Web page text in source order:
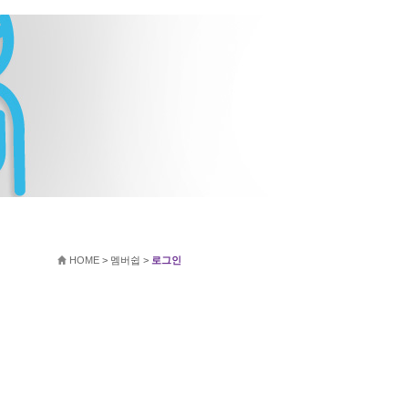
HOME > 멤버쉽 > 로그인